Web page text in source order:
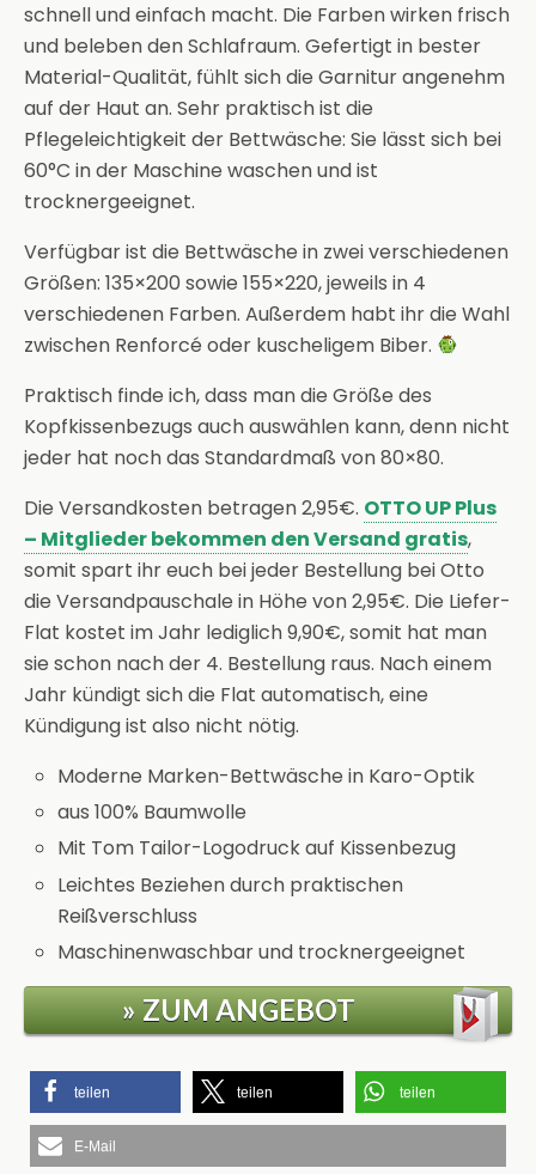
schnell und einfach macht. Die Farben wirken frisch
und beleben den Schlafraum. Gefertigt in bester
Material-Qualität, fühlt sich die Garnitur angenehm
auf der Haut an. Sehr praktisch ist die
Pflegeleichtigkeit der Bettwäsche: Sie lässt sich bei
60°C in der Maschine waschen und ist
trocknergeeignet.
Verfügbar ist die Bettwäsche in zwei verschiedenen
Größen: 135×200 sowie 155×220, jeweils in 4
verschiedenen Farben. Außerdem habt ihr die Wahl
zwischen Renforcé oder kuscheligem Biber.
Praktisch finde ich, dass man die Größe des
Kopfkissenbezugs auch auswählen kann, denn nicht
jeder hat noch das Standardmaß von 80×80.
Die Versandkosten betragen 2,95€. OTTO UP Plus
– Mitglieder bekommen den Versand gratis,
somit spart ihr euch bei jeder Bestellung bei Otto
die Versandpauschale in Höhe von 2,95€. Die Liefer-
Flat kostet im Jahr lediglich 9,90€, somit hat man
sie schon nach der 4. Bestellung raus. Nach einem
Jahr kündigt sich die Flat automatisch, eine
Kündigung ist also nicht nötig.
Moderne Marken-Bettwäsche in Karo-Optik
aus 100% Baumwolle
Mit Tom Tailor-Logodruck auf Kissenbezug
Leichtes Beziehen durch praktischen
Reißverschluss
Maschinenwaschbar und trocknergeeignet
» ZUM ANGEBOT
teilen teilen teilen
E-Mail